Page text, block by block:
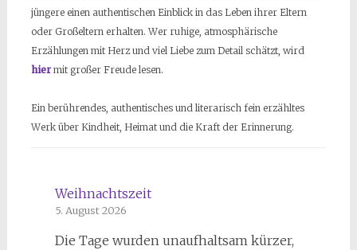
jüngere einen authentischen Einblick in das Leben ihrer Eltern
oder Großeltern erhalten. Wer ruhige, atmosphärische
Erzählungen mit Herz und viel Liebe zum Detail schätzt, wird
hiermit großer Freude lesen.
Ein berührendes, authentisches und literarisch fein erzähltes
Werk über Kindheit, Heimat und die Kraft der Erinnerung.
Weihnachtszeit
5. August 2026
Die Tage wurden unaufhaltsam kürzer,